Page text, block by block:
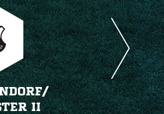
II